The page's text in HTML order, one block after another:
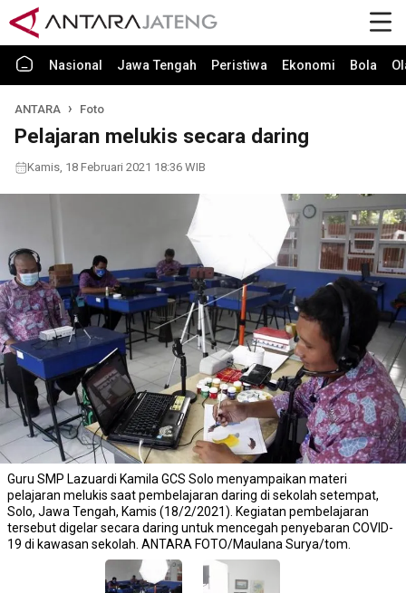
Nasional Jawa Tengah Peristiwa Ekonomi Bola
ANTARA Foto
Pelajaran melukis secara daring
Kamis, 18 Februari 2021 18:36 WIB
Guru SMP Lazuardi Kamila GCS Solo menyampaikan materi
pelajaran melukis saat pembelajaran daring di sekolah setempat,
Solo, Jawa Tengah, Kamis (18/2/2021). Kegiatan pembelajaran
tersebut digelar secara daring untuk mencegah penyebaran COVID-
19 di kawasan sekolah. ANTARA FOTO/Maulana Surya/tom.